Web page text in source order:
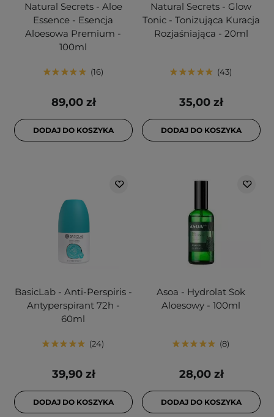
Natural Secrets - Aloe
Essence - Esencja
Aloesowa Premium -
100ml
16
89,00 zł
DODAJ DO KOSZYKA
Natural Secrets - Glow
Tonic - Tonizująca Kuracja
Rozjaśniająca - 20ml
43
35,00 zł
DODAJ DO KOSZYKA
BasicLab - Anti-Perspiris -
Antyperspirant 72h -
60ml
24
39,90 zł
DODAJ DO KOSZYKA
Asoa - Hydrolat Sok
Aloesowy - 100ml
8
28,00 zł
DODAJ DO KOSZYKA